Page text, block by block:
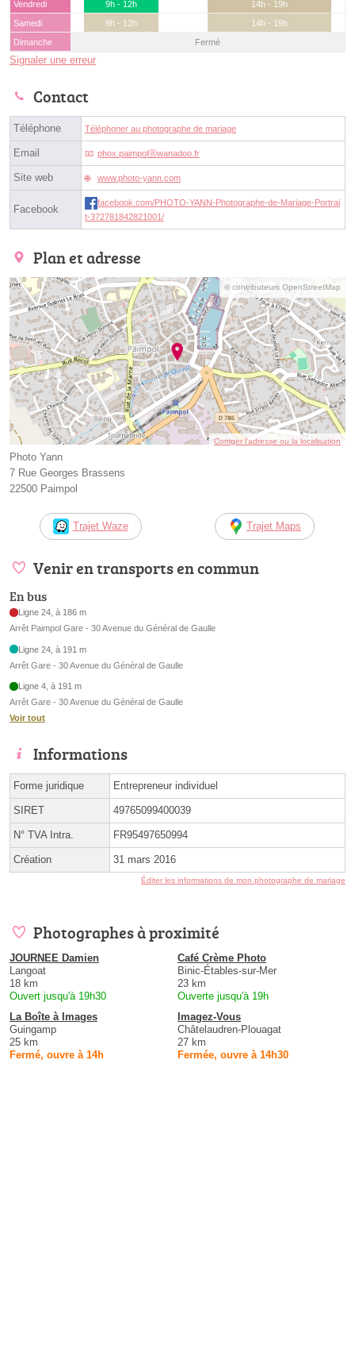
Vendredi
9h - 12h
14h - 19h
Samedi
9h - 12h
14h - 19h
Dimanche
Fermé
Signaler une erreur
Contact
Téléphone Téléphoner au photographe de mariage
Email phox.paimpolⓐwanadoo.fr
Site web www.photo-yann.com
Facebook
facebook.com/PHOTO-YANN-Photographe-de-Mariage-Portrai
t-372781842821001/
Plan et adresse
© contributeurs OpenStreetMap
Corriger l’adresse ou la localisation
Photo Yann
7 Rue Georges Brassens
22500 Paimpol
Trajet Waze Trajet Maps
Venir en transports en commun
En bus
Ligne 24, à 186 m
Arrêt Paimpol Gare - 30 Avenue du Général de Gaulle
Ligne 24, à 191 m
Arrêt Gare - 30 Avenue du Général de Gaulle
Ligne 4, à 191 m
Arrêt Gare - 30 Avenue du Général de Gaulle
Voir tout
Informations
Forme juridique Entrepreneur individuel
SIRET 49765099400039
N° TVA Intra. FR95497650994
Création 31 mars 2016
Éditer les informations de mon photographe de mariage
Photographes à proximité
JOURNEE Damien
Langoat
18 km
Ouvert jusqu'à 19h30
Café Crème Photo
Binic-Étables-sur-Mer
23 km
Ouverte jusqu'à 19h
La Boîte à Images
Guingamp
25 km
Fermé, ouvre à 14h
Imagez-Vous
Châtelaudren-Plouagat
27 km
Fermée, ouvre à 14h30